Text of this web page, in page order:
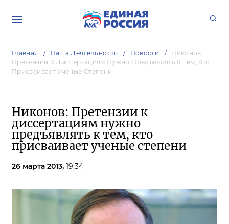
Главная Наша Деятельность Новости
Никонов:
Претензии К Диссертациям Нужно Предъявлять К Тем, Кто
Присваивает Ученые Степени
Никонов: Претензии к
диссертациям нужно
предъявлять к тем, кто
присваивает ученые степени
26 марта 2013, 19:34